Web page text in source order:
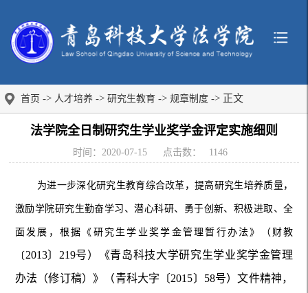
首页 -> 人才培养 -> 研究生教育 -> 规章制度 -> 正文
法学院全日制研究生学业奖学金评定实施细则
时间：2020-07-15 点击数： 1146
为进一步深化研究生教育综合改革，提高研究生培养质量，
激励学院研究生勤奋学习、潜心科研、勇于创新、积极进取、全
面发展，根据《研究生学业奖学金管理暂行办法》（财教
〔2013〕219号）《青岛科技大学研究生学业奖学金管理
办法（修订稿）》（青科大字〔2015〕58号）文件精神，